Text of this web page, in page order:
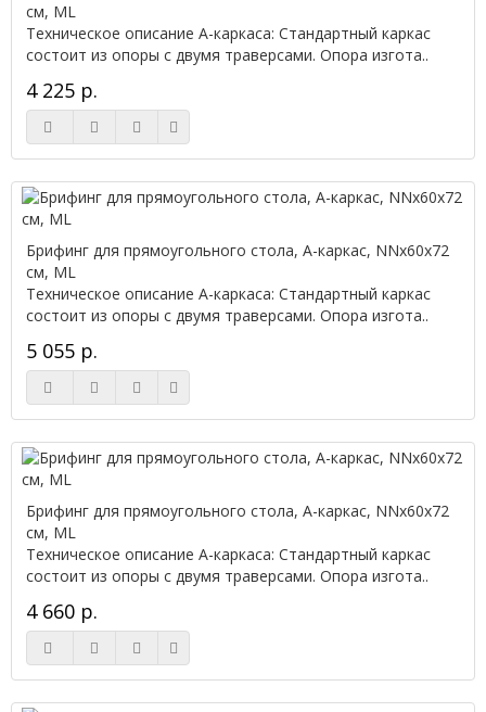
см, ML
Техническое описание А-каркаса: Стандартный каркас
состоит из опоры с двумя траверсами. Опора изгота..
4 225 р.
Брифинг для прямоугольного стола, А-каркас, NNx60х72
см, ML
Техническое описание А-каркаса: Стандартный каркас
состоит из опоры с двумя траверсами. Опора изгота..
5 055 р.
Брифинг для прямоугольного стола, А-каркас, NNx60х72
см, ML
Техническое описание А-каркаса: Стандартный каркас
состоит из опоры с двумя траверсами. Опора изгота..
4 660 р.